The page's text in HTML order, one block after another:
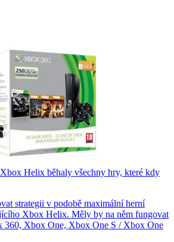
Helix běhaly všechny hry, které kdy
strategii v podobě maximální herní
Xbox Helix. Měly by na něm fungovat
360, Xbox One, Xbox One S / Xbox One